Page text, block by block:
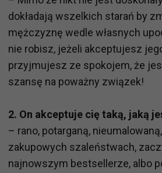
dokładają wszelkich starań by
mężczyznę wedle własnych
nie robisz, jeżeli akceptujesz
przyjmujesz ze spokojem, że
szansę na poważny związek!
2. On akceptuje cię taką, jaką
– rano, potarganą,
zakupowych szaleństwach,
najnowszym bestsellerze, albo